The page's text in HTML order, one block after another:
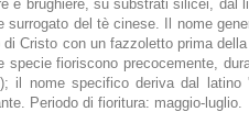
e brughiere, su substrati silicei,
surrogato del tè cinese. Il nome
di Cristo con un fazzoletto prima
specie fioriscono precocemente,
il nome specifico deriva dal
Periodo di fioritura: maggio-luglio.